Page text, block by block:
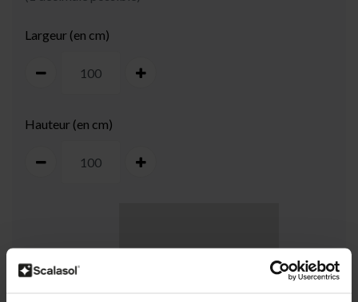
Largeur (en cm)
Hauteur (en cm)